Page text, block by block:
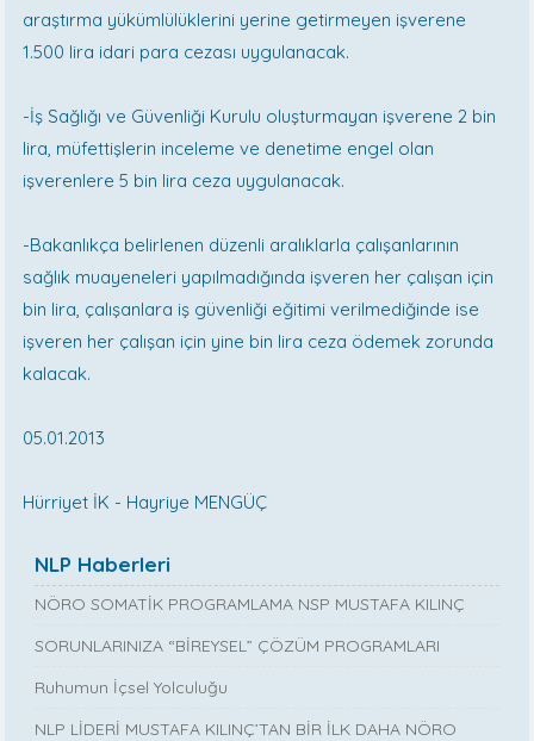
araştırma yükümlülüklerini yerine getirmeyen işverene
1.500 lira idari para cezası uygulanacak.
-İş Sağlığı ve Güvenliği Kurulu oluşturmayan işverene 2 bin
lira, müfettişlerin inceleme ve denetime engel olan
işverenlere 5 bin lira ceza uygulanacak.
-Bakanlıkça belirlenen düzenli aralıklarla çalışanlarının
sağlık muayeneleri yapılmadığında işveren her çalışan için
bin lira, çalışanlara iş güvenliği eğitimi verilmediğinde ise
işveren her çalışan için yine bin lira ceza ödemek zorunda
kalacak.
05.01.2013
Hürriyet İK - Hayriye MENGÜÇ
NLP Haberleri
NÖRO SOMATİK PROGRAMLAMA NSP MUSTAFA KILINÇ
SORUNLARINIZA “BİREYSEL” ÇÖZÜM PROGRAMLARI
Ruhumun İçsel Yolculuğu
NLP LİDERİ MUSTAFA KILINÇ’TAN BİR İLK DAHA NÖRO